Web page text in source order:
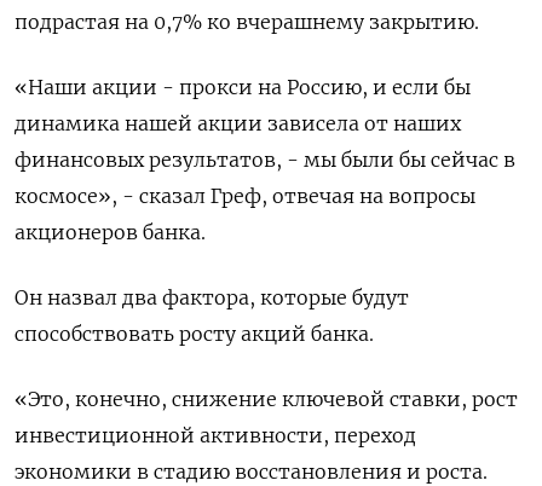
подрастая ⁠на 0,7% ко вчерашнему закрытию.
«Наши ‌акции - прокси на ‌Россию, и если бы
динамика нашей акции зависела от ​наших
финансовых результатов, - мы были ‌бы сейчас в
космосе», - сказал Греф, ​отвечая на вопросы
акционеров банка.
Он назвал два ‌фактора, которые будут
способствовать росту акций банка.
«Это, конечно, снижение ключевой ставки, рост ​
инвестиционной активности, переход ​
экономики в ‌стадию восстановления и роста.